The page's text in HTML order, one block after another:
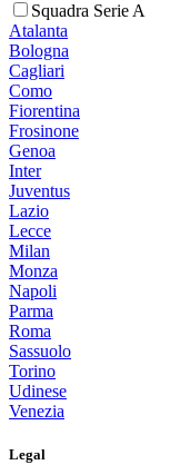
Squadra Serie A
Atalanta
Bologna
Cagliari
Como
Fiorentina
Frosinone
Genoa
Inter
Juventus
Lazio
Lecce
Milan
Monza
Napoli
Parma
Roma
Sassuolo
Torino
Udinese
Venezia
Legal